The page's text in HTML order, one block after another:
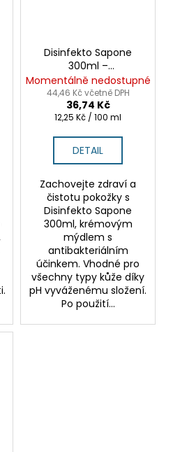
Disinfekto Sapone
300ml –
antibakteriální mýdlo
pro hygienu
Momentálně nedostupné
44,46 Kč včetně DPH
36,74 Kč
Měrná
12,25 Kč / 100 ml
DETAIL
Zachovejte zdraví a
čistotu pokožky s
Disinfekto Sapone
300ml, krémovým
mýdlem s
antibakteriálním
účinkem. Vhodné pro
všechny typy kůže díky
pH vyváženému složení.
Po použití...